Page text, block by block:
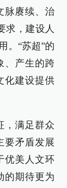
脉赓续、治
求，建设人
。“苏超”的
、产生的跨
化建设提供
，满足群众
要矛盾发展
优美人文环
的期待更为